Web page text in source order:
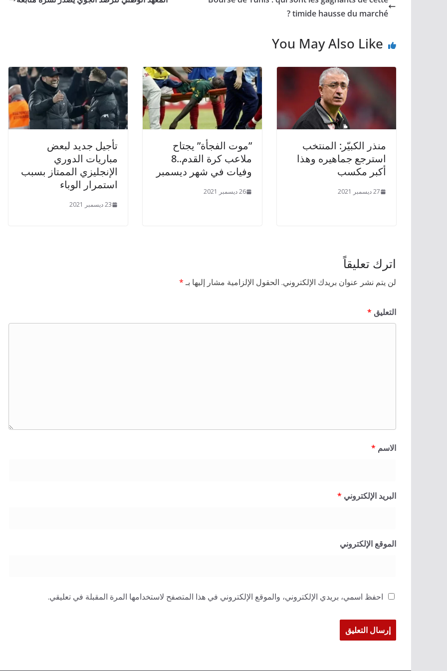
timide hausse du marché ?
You May Also Like
منذر الكبيّر: المنتخب
استرجع جماهيره وهذا
أكبر مكسب
27 ديسمبر 2021
”موت الفجأة” يجتاح
ملاعب كرة القدم..8
وفيات في شهر ديسمبر
26 ديسمبر 2021
تأجيل جديد لبعض
مباريات الدوري
الإنجليزي الممتاز بسبب
استمرار الوباء
23 ديسمبر 2021
اترك تعليقاً
لن يتم نشر عنوان بريدك الإلكتروني. الحقول الإلزامية مشار إليها بـ*
التعليق *
الاسم *
البريد الإلكتروني *
الموقع الإلكتروني
احفظ اسمي، بريدي الإلكتروني، والموقع الإلكتروني في هذا المتصفح لاستخدامها المرة المقبلة في تعليقي.